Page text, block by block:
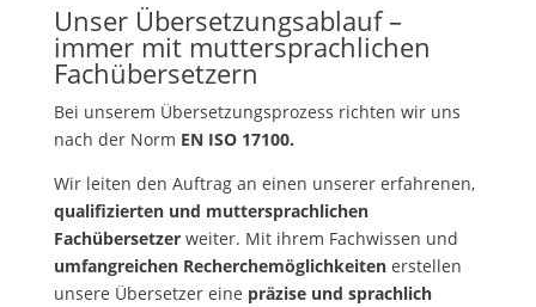
Unser Übersetzungsablauf –
immer mit muttersprachlichen
Fachübersetzern
Bei unserem Übersetzungsprozess richten wir uns
nach der Norm EN ISO 17100.
Wir leiten den Auftrag an einen unserer erfahrenen,
qualifizierten und muttersprachlichen
Fachübersetzerweiter. Mit ihrem Fachwissen und
umfangreichen Recherchemöglichkeitenerstellen
unsere Übersetzer eine präzise und sprachlich